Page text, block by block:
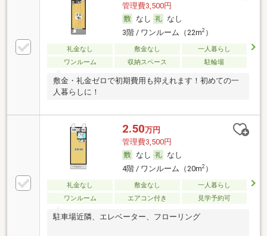
管理費3,500円
なし
なし
3階 / ワンルーム（22m2）
礼金なし 敷金なし
一人暮らし
ワンルーム
収納スペース 駐輪場
敷金・礼金ゼロで初期費用も抑えれます！初めての一
人暮らしに！
2.50万円
管理費3,500円
なし
なし
4階 / ワンルーム（20m2）
礼金なし 敷金なし
一人暮らし
ワンルーム
エアコン付き 見学予約可
駐車場近隣、エレベーター、フローリング